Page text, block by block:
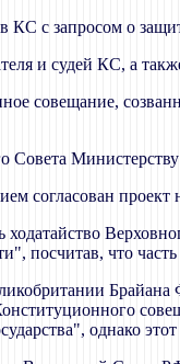
с запросом о
и судей КС, а
совещание,
согласован
ходатайство
посчитав, что
однако